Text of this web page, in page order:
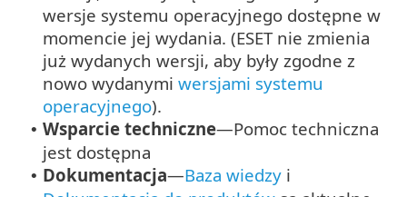
wersje systemu operacyjnego dostępne w
momencie jej wydania. (ESET nie zmienia
już wydanych wersji, aby były zgodne z
nowo wydanymi wersjami systemu
operacyjnego).
• Wsparcie techniczne—Pomoc techniczna
jest dostępna
• Dokumentacja—Baza wiedzy i